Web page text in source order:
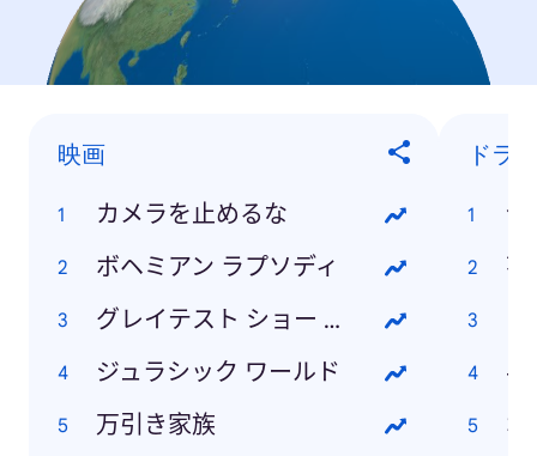
映画
カメラを止めるな
ボヘミアン ラプソディ
グレイテスト ショー マン
ジュラシック ワールド
万引き家族
ドラ
今
花
半
ポ